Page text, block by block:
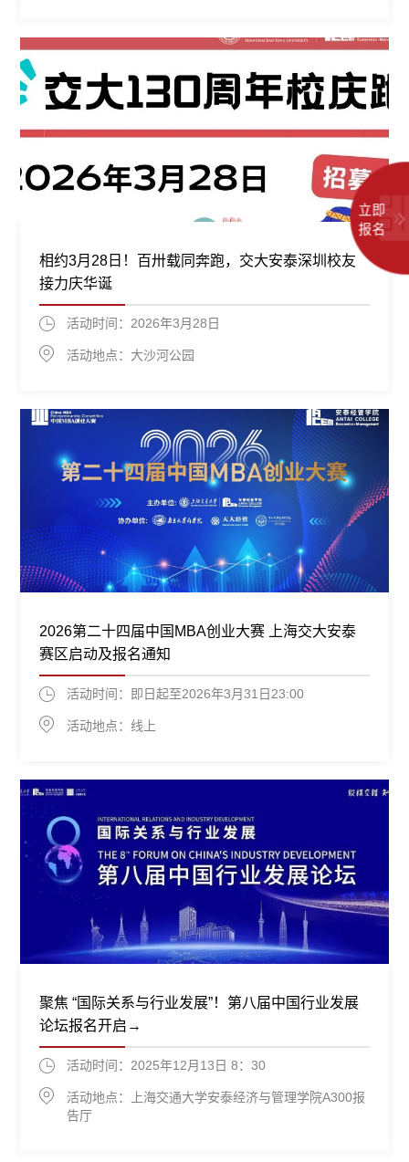
立即
报名
相约3月28日！百卅载同奔跑，交大安泰深圳校友
接力庆华诞
活动时间：2026年3月28日
活动地点：大沙河公园
2026第二十四届中国MBA创业大赛 上海交大安泰
赛区启动及报名通知
活动时间：即日起至2026年3月31日23:00
活动地点：线上
聚焦 “国际关系与行业发展”！第八届中国行业发展
论坛报名开启→
活动时间：2025年12月13日 8：30
活动地点：上海交通大学安泰经济与管理学院A300报
告厅